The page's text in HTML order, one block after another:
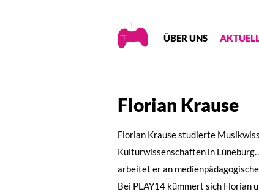
Creative
Gaming
ÜBER UNS
Florian Krause
Florian Krause studierte
Kulturwissenschaften in
arbeitet er an
Bei PLAY14 kümmert sich Florian